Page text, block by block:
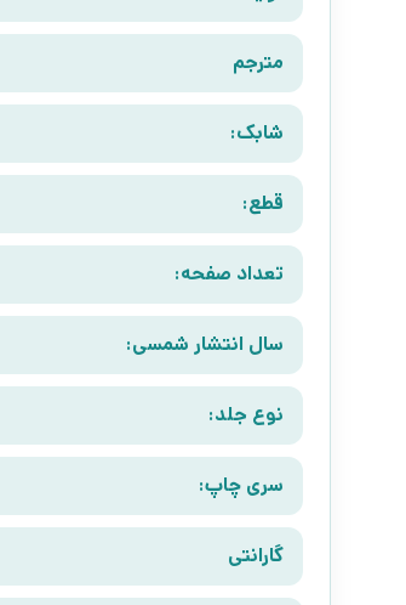
مترجم
شابک:
قطع:
تعداد صفحه:
سال انتشار شمسی:
نوع جلد:
سری چاپ:
گارانتی